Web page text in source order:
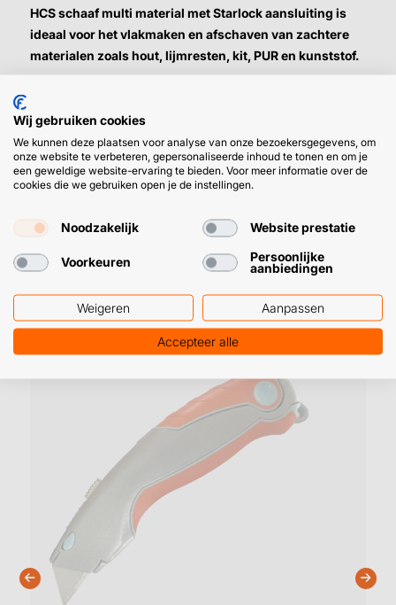
HCS schaaf multi material met Starlock aansluiting is
ideaal voor het vlakmaken en afschaven van zachtere
materialen zoals hout, lijmresten, kit, PUR en kunststof.
efficiënte materiaalafname, terwijl de Starlock aansluiting
garant staat voor stevige bevestiging en optimale
krachtoverbrenging. Perfect voor renovatie-, herstel- en
afwerkingsklussen waar controle en precisie
Gerelateerde producten
Wij gebruiken cookies
We kunnen deze plaatsen voor analyse van onze bezoekersgegevens, om
onze website te verbeteren, gepersonaliseerde inhoud te tonen en om je
een geweldige website-ervaring te bieden. Voor meer informatie over de
cookies die we gebruiken open je de instellingen.
Noodzakelijk Website prestatie
Voorkeuren
Persoonlijke
aanbiedingen
Weigeren Aanpassen
Accepteer alle